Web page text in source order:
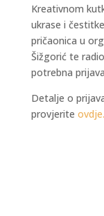
Kreativnom
ukrase i
pričaonica u
Šižgorić te
potrebna
Detalje o
provjerite ovdje.